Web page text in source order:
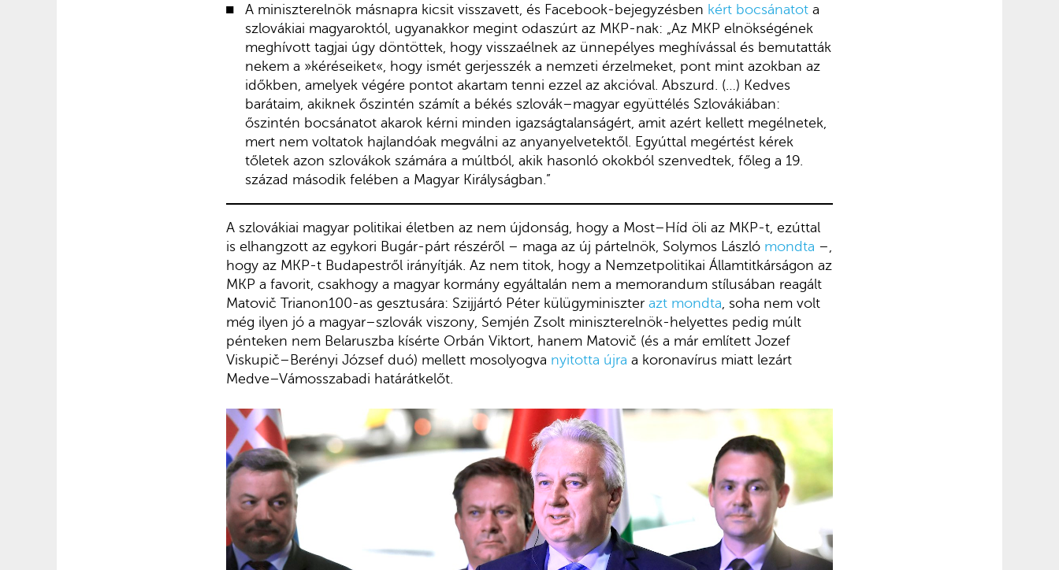
A miniszterelnök másnapra kicsit visszavett, és Facebook-bejegyzésben kért bocsánatot a
szlovákiai magyaroktól, ugyanakkor megint odaszúrt az MKP-nak: „Az MKP elnökségének
meghívott tagjai úgy döntöttek, hogy visszaélnek az ünnepélyes meghívással és bemutatták
nekem a »kéréseiket«, hogy ismét gerjesszék a nemzeti érzelmeket, pont mint azokban az
időkben, amelyek végére pontot akartam tenni ezzel az akcióval. Abszurd. (…) Kedves
barátaim, akiknek őszintén számít a békés szlovák–magyar együttélés Szlovákiában:
őszintén bocsánatot akarok kérni minden igazságtalanságért, amit azért kellett megélnetek,
mert nem voltatok hajlandóak megválni az anyanyelvetektől. Egyúttal megértést kérek
tőletek azon szlovákok számára a múltból, akik hasonló okokból szenvedtek, főleg a 19.
század második felében a Magyar Királyságban.”
A szlovákiai magyar politikai életben az nem újdonság, hogy a Most–Híd öli az MKP-t, ezúttal
is elhangzott az egykori Bugár-párt részéről – maga az új pártelnök, Solymos László mondta –,
hogy az MKP-t Budapestről irányítják. Az nem titok, hogy a Nemzetpolitikai Államtitkárságon az
MKP a favorit, csakhogy a magyar kormány egyáltalán nem a memorandum stílusában reagált
Matovič Trianon100-as gesztusára: Szijjártó Péter külügyminiszter azt mondta, soha nem volt
még ilyen jó a magyar–szlovák viszony, Semjén Zsolt miniszterelnök-helyettes pedig múlt
pénteken nem Belaruszba kísérte Orbán Viktort, hanem Matovič (és a már említett Jozef
Viskupič–Berényi József duó) mellett mosolyogva nyitotta újra a koronavírus miatt lezárt
Medve–Vámosszabadi határátkelőt.